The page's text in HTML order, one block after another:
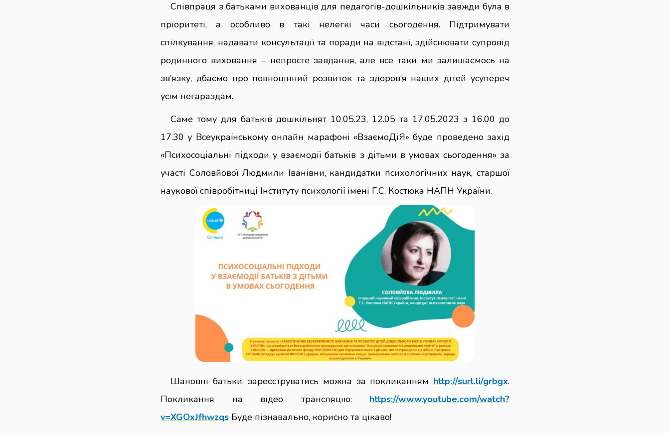
Співпраця з батьками вихованців для педагогів-дошкільників завжди була в
пріоритеті, а особливо в такі нелегкі часи сьогодення. Підтримувати
спілкування, надавати консультації та поради на відстані, здійснювати супровід
родинного виховання – непросте завдання, але все таки ми залишаємось на
зв’язку, дбаємо про повноцінний розвиток та здоров’я наших дітей усупереч
усім негараздам.
Саме тому для батьків дошкільнят 10.05.23, 12.05 та 17.05.2023 з 16.00 до
17.30 у Всеукраїнському онлайн марафоні «ВзаємоДіЯ» буде проведено захід
«Психосоціальні підходи у взаємодії батьків з дітьми в умовах сьогодення» за
участі Соловйової Людмили Іванівни, кандидатки психологічних наук, старшої
наукової співробітниці Інституту психології імені Г.С. Костюка НАПН України.
Шановні батьки, зареєструватись можна за покликанням http://surl.li/grbgx.
Покликання на відео трансляцію: https://www.youtube.com/watch?
v=XGOxJfhwzqs Буде пізнавально, корисно та цікаво!